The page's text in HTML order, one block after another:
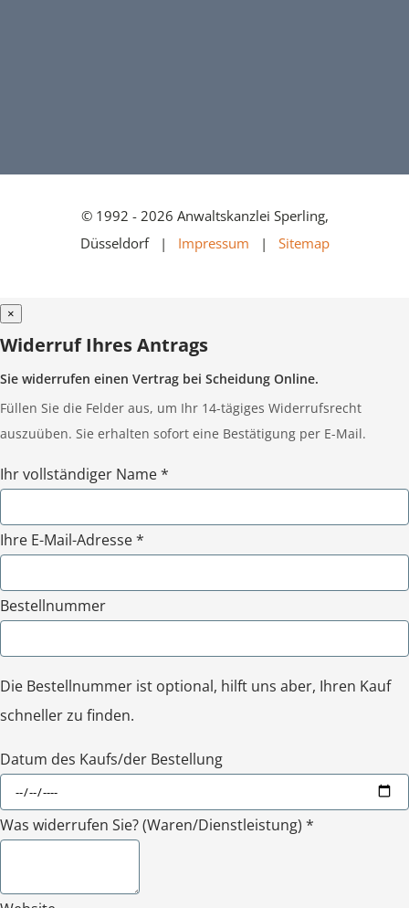
© 1992 - 2026 Anwaltskanzlei Sperling,
Düsseldorf | Impressum | Sitemap
×
Widerruf Ihres Antrags
Sie widerrufen einen Vertrag bei Scheidung Online.
Füllen Sie die Felder aus, um Ihr 14-tägiges Widerrufsrecht
auszuüben. Sie erhalten sofort eine Bestätigung per E-Mail.
Ihr vollständiger Name *
Ihre E-Mail-Adresse *
Bestellnummer
Die Bestellnummer ist optional, hilft uns aber, Ihren Kauf
schneller zu finden.
Datum des Kaufs/der Bestellung
Was widerrufen Sie? (Waren/Dienstleistung) *